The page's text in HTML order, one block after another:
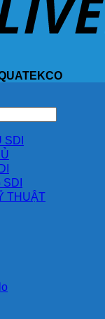
SDI
THUẬT